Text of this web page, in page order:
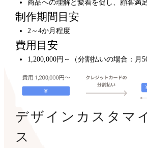
商品への理解と愛着を促し、顧客満
制作期間目安
2～4か月程度
費用目安
1,200,000円～（分割払いの場合：月
デザインカスタマ
ス